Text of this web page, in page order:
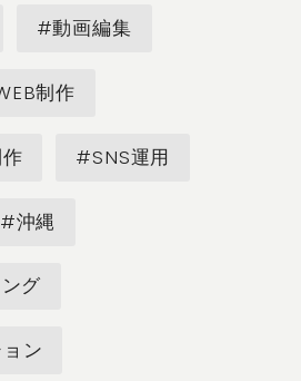
#動画編集
制作
#SNS運用
#沖縄
グ
ン